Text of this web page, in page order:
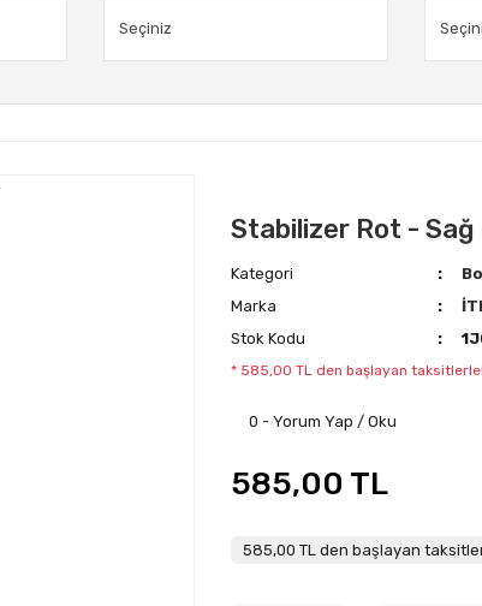
Stabilizer Rot - Sağ
Kategori
Marka
Stok Kodu
* 585,00 TL den başlayan taksitlerle!
0 - Yorum Yap / Oku
585,00 TL
585,00 TL den başlayan